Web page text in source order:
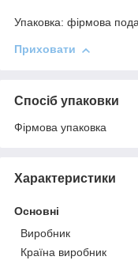
Упаковка: фірмова
Приховати
Спосіб упаковки
Фірмова упаковка
Характеристики
Основні
Виробник
Країна виробник